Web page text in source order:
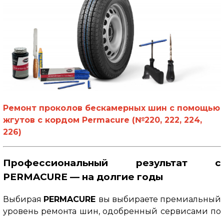
Ремонт проколов бескамерных шин с помощью
жгутов с кордом Permacure (№220, 222, 224,
226)
Профессиональный результат с
PERMACURE — на долгие годы
Выбирая PERMACURE вы выбираете премиальный
уровень ремонта шин, одобренный сервисами по